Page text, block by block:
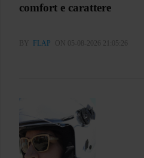
comfort e carattere
BY FLAP ON 05-08-2026 21:05:26